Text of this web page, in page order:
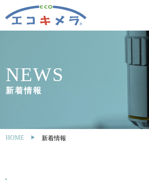
NEWS
新着情報
HOME 新着情報